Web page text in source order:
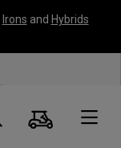
Irons and Hybrids
Panier